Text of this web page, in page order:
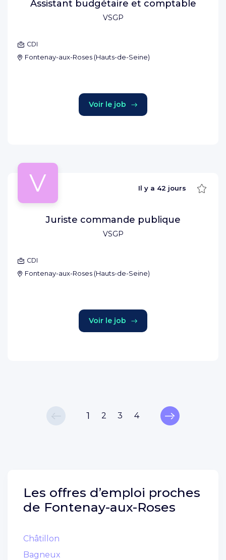
VSGP
Assistant budgétaire et comptable
CDI
Fontenay-aux-Roses (Hauts-de-Seine)
Voir le job
V
VSGP
Il y a 42 jours
Juriste commande publique
CDI
Fontenay-aux-Roses (Hauts-de-Seine)
Voir le job
1 2 3 4
Les offres d’emploi proches
de Fontenay-aux-Roses
Châtillon
Bagneux